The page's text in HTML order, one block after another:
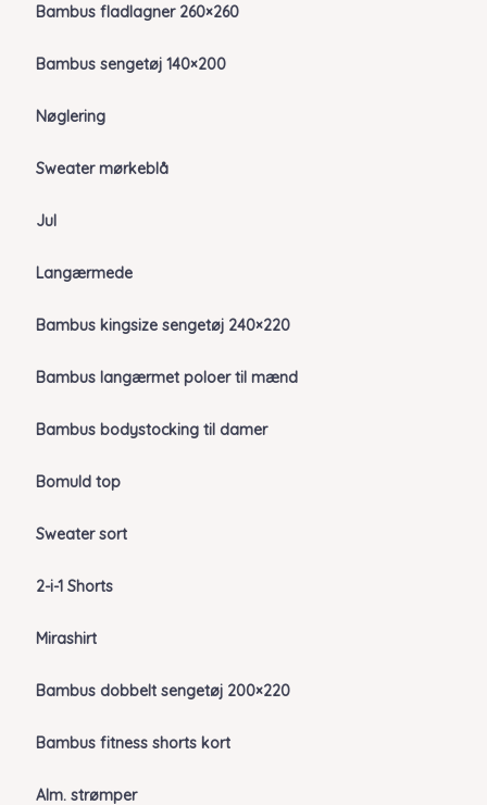
Bambus fladlagner 260×260
Bambus sengetøj 140×200
Nøglering
Sweater mørkeblå
Jul
Langærmede
Bambus kingsize sengetøj 240×220
Bambus langærmet poloer til mænd
Bambus bodystocking til damer
Bomuld top
Sweater sort
2-i-1 Shorts
Mirashirt
Bambus dobbelt sengetøj 200×220
Bambus fitness shorts kort
Alm. strømper